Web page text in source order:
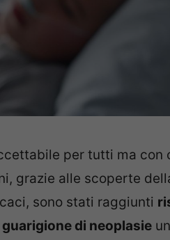
per tutti ma con
grazie alle scoperte
sono stati raggiunti
di neoplasie